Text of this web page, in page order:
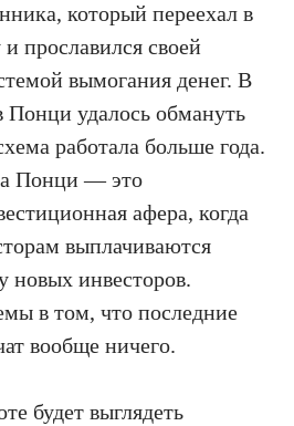
который переехал в
прославился своей
вымогания денег. В
Понци удалось обмануть
работала больше года.
Понци — это
афера, когда
выплачиваются
новых инвесторов.
в том, что последние
вообще ничего.
будет выглядеть